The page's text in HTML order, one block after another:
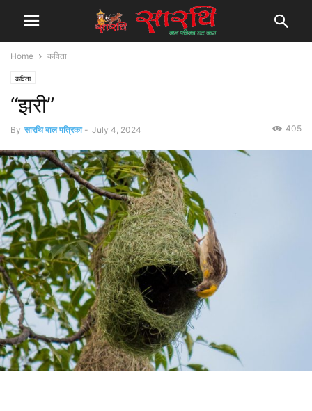
Home कविता
कविता
“झरी”
By सारथि बाल पत्रिका - July 4, 2024 405